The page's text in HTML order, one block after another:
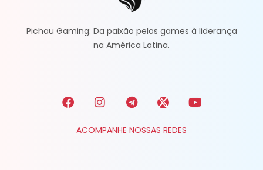
Pichau Gaming: Da paixão pelos games à liderança
na América Latina.
ACOMPANHE NOSSAS REDES